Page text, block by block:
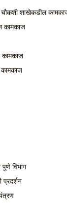
चौकशी शाखेकडील
कामकाज
विभाग
प्रदर्शन